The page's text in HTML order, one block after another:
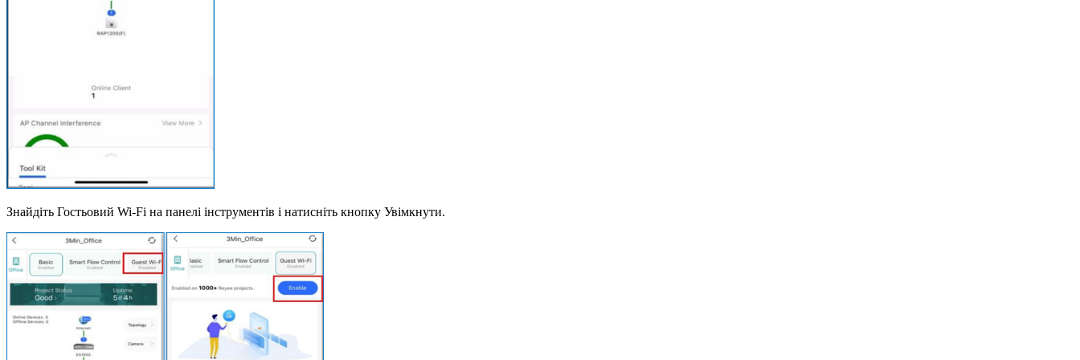
Знайдіть Гостьовий Wi-Fi на панелі інструментів і натисніть кнопку Увімкнути.